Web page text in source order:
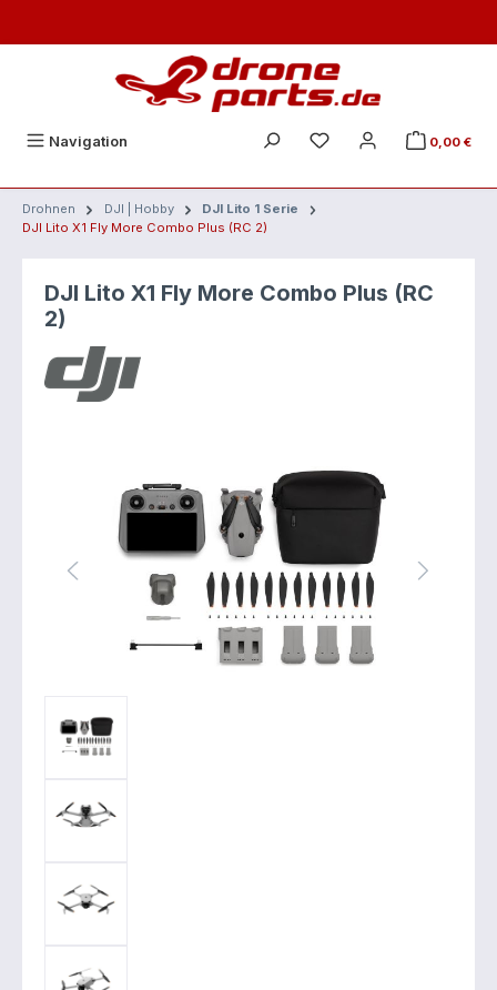
Navigation 0,00 €
Drohnen DJI | Hobby
DJI Lito 1 Serie
DJI Lito X1 Fly More Combo Plus (RC 2)
DJI Lito X1 Fly More Combo Plus (RC
2)